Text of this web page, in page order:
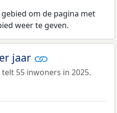
om de pagina met
weer te geven.
jaar
55 inwoners in 2025.